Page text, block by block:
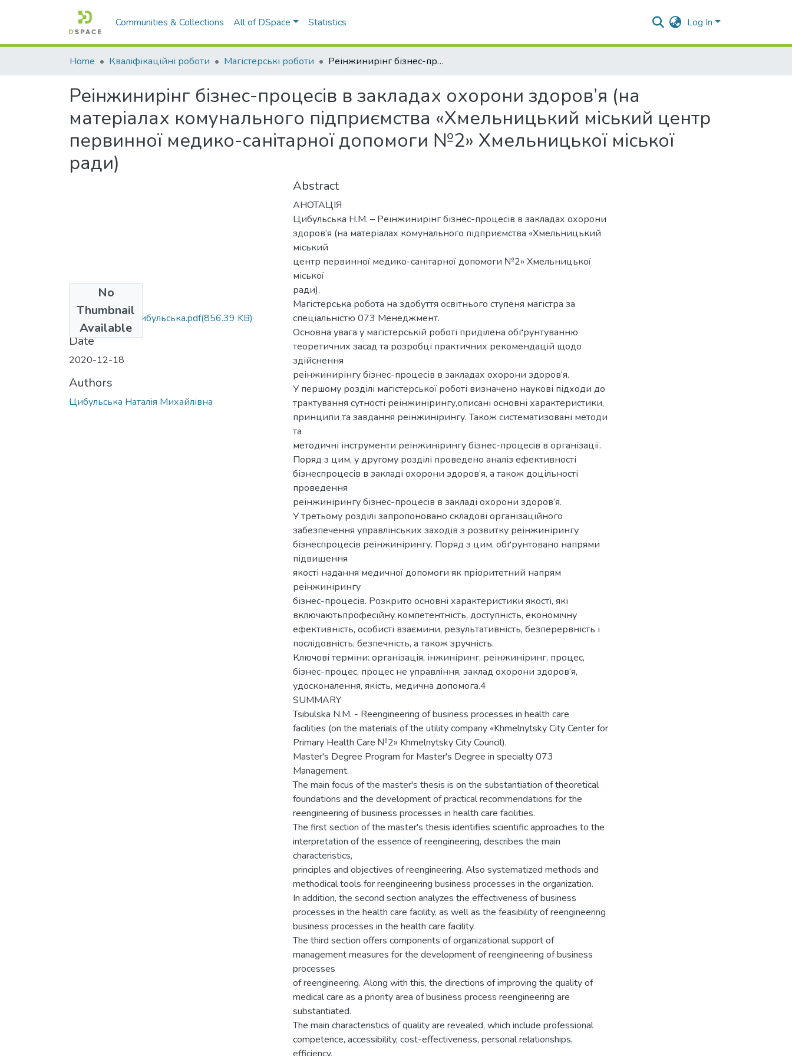
Communities & Collections All of DSpace Statistics Log In
Home Кваліфікаційні роботи Магістерські роботи Реінжинирінг бізнес-процесів в закладах охорони здоров’я (на матеріалах комунального підприємства «Хмельницький міський центр первинної медико-санітарної допомоги №2» Хмельницької міської ради)
Реінжинирінг бізнес-процесів в закладах охорони здоров’я (на
матеріалах комунального підприємства «Хмельницький міський центр
первинної медико-санітарної допомоги №2» Хмельницької міської
ради)
No
Thumbnail
Available
Магістерська_Цибульська.pdf(856.39 KB)
Date
2020-12-18
Authors
Цибульська Наталія Михайлівна
Abstract
АНОТАЦІЯ
Цибульська Н.М. – Реінжинирінг бізнес-процесів в закладах охорони
здоров‘я (на матеріалах комунального підприємства «Хмельницький
міський
центр первинної медико-санітарної допомоги №2» Хмельницької
міської
ради).
Магістерська робота на здобуття освітнього ступеня магістра за
спеціальністю 073 Менеджмент.
Основна увага у магістерській роботі приділена обґрунтуванню
теоретичних засад та розробці практичних рекомендацій щодо
здійснення
реінжинирінгу бізнес-процесів в закладах охорони здоров‘я.
У першому розділі магістерської роботі визначено наукові підходи до
трактування сутності реінжинірингу,описані основні характеристики,
принципи та завдання реінжинірингу. Також систематизовані методи
та
методичні інструменти реінжинірингу бізнес-процесів в організації.
Поряд з цим, у другому розділі проведено аналіз ефективності
бізнеспроцесів в закладі охорони здоров‘я, а також доцільності
проведення
реінжинірингу бізнес-процесів в закладі охорони здоров‘я.
У третьому розділі запропоновано складові організаційного
забезпечення управлінських заходів з розвитку реінжинірингу
бізнеспроцесів реінжинірингу. Поряд з цим, обґрунтовано напрями
підвищення
якості надання медичної допомоги як пріоритетний напрям
реінжинірингу
бізнес-процесів. Розкрито основні характеристики якості, які
включаютьпрофесійну компетентність, доступність, економічну
ефективність, особисті взаємини, результативність, безперервність і
послідовність, безпечність, а також зручність.
Ключові терміни: організація, інжиніринг, реінжиніринг, процес,
бізнес-процес, процес не управління, заклад охорони здоров‘я,
удосконалення, якість, медична допомога.4
SUMMARY
Tsibulska N.M. - Reengineering of business processes in health care
facilities (on the materials of the utility company «Khmelnytsky City Center for
Primary Health Care №2» Khmelnytsky City Council).
Master's Degree Program for Master's Degree in specialty 073
Management.
The main focus of the master's thesis is on the substantiation of theoretical
foundations and the development of practical recommendations for the
reengineering of business processes in health care facilities.
The first section of the master's thesis identifies scientific approaches to the
interpretation of the essence of reengineering, describes the main
characteristics,
principles and objectives of reengineering. Also systematized methods and
methodical tools for reengineering business processes in the organization.
In addition, the second section analyzes the effectiveness of business
processes in the health care facility, as well as the feasibility of reengineering
business processes in the health care facility.
The third section offers components of organizational support of
management measures for the development of reengineering of business
processes
of reengineering. Along with this, the directions of improving the quality of
medical care as a priority area of business process reengineering are
substantiated.
The main characteristics of quality are revealed, which include professional
competence, accessibility, cost-effectiveness, personal relationships,